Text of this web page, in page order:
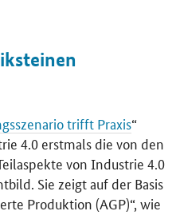
trifft Praxis“
4.0 erstmals die von den
von Industrie 4.0
Sie zeigt auf der Basis
Produktion (AGP)“, wie